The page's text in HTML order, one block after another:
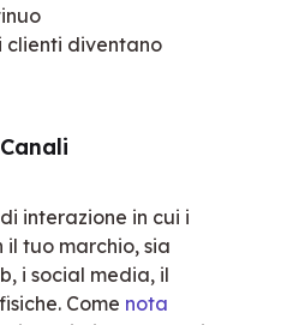
clienti diventano
interazione in cui i
il tuo marchio, sia
i social media, il
Come nota